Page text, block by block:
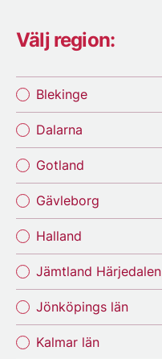
Välj region:
Blekinge
Dalarna
Gotland
Gävleborg
Halland
Jämtland Härjedalen
Jönköpings län
Kalmar län